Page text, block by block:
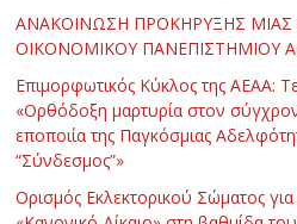
ΑΝΑΚΟΙΝΩΣΗ ΠΡΟΚΗΡΥΞΗΣ ΜΙΑΣ
ΟΙΚΟΝΟΜΙΚΟΥ ΠΑΝΕΠΙΣΤΗΜΙΟΥ
Επιμορφωτικός Κύκλος της ΑΕΑΑ:
«Ορθόδοξη μαρτυρία στον
εποποιία της Παγκόσμιας
“Σύνδεσμος”»
Ορισμός Εκλεκτορικού Σώματος για